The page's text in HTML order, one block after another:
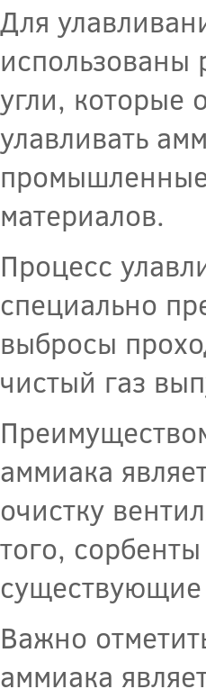
Для
использованы
угли, которые
улавливать
материалов.
Процесс
специально
выбросы
чистый газ
аммиака
очистку
того,
существующие
Важно
аммиака